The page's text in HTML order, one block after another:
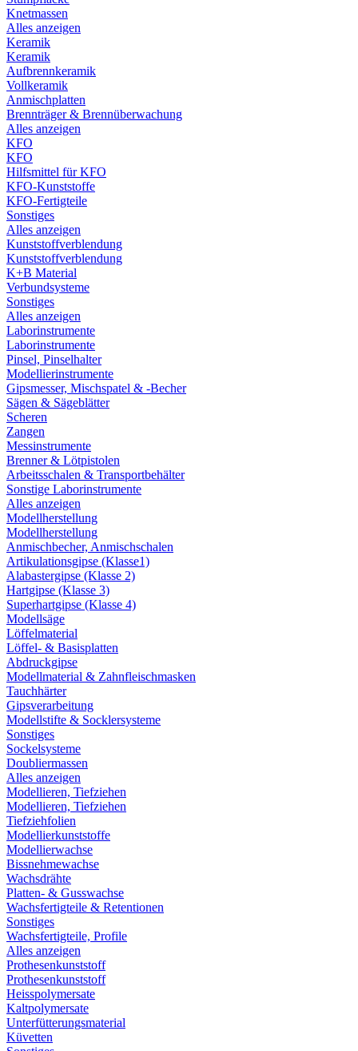
Knetmassen
Alles anzeigen
Keramik
Keramik
Aufbrennkeramik
Vollkeramik
Anmischplatten
Brennträger & Brennüberwachung
Alles anzeigen
KFO
KFO
Hilfsmittel für KFO
KFO-Kunststoffe
KFO-Fertigteile
Sonstiges
Alles anzeigen
Kunststoffverblendung
Kunststoffverblendung
K+B Material
Verbundsysteme
Sonstiges
Alles anzeigen
Laborinstrumente
Laborinstrumente
Pinsel, Pinselhalter
Modellierinstrumente
Gipsmesser, Mischspatel & -Becher
Sägen & Sägeblätter
Scheren
Zangen
Messinstrumente
Brenner & Lötpistolen
Arbeitsschalen & Transportbehälter
Sonstige Laborinstrumente
Alles anzeigen
Modellherstellung
Modellherstellung
Anmischbecher, Anmischschalen
Artikulationsgipse (Klasse1)
Alabastergipse (Klasse 2)
Hartgipse (Klasse 3)
Superhartgipse (Klasse 4)
Modellsäge
Löffelmaterial
Löffel- & Basisplatten
Abdruckgipse
Modellmaterial & Zahnfleischmasken
Tauchhärter
Gipsverarbeitung
Modellstifte & Socklersysteme
Sonstiges
Sockelsysteme
Doubliermassen
Alles anzeigen
Modellieren, Tiefziehen
Modellieren, Tiefziehen
Tiefziehfolien
Modellierkunststoffe
Modellierwachse
Bissnehmewachse
Wachsdrähte
Platten- & Gusswachse
Wachsfertigteile & Retentionen
Sonstiges
Wachsfertigteile, Profile
Alles anzeigen
Prothesenkunststoff
Prothesenkunststoff
Heisspolymersate
Kaltpolymersate
Unterfütterungsmaterial
Küvetten